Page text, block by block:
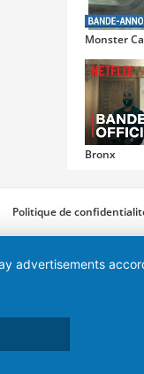
Monster
Bronx
Destination
Politique de
advertisements